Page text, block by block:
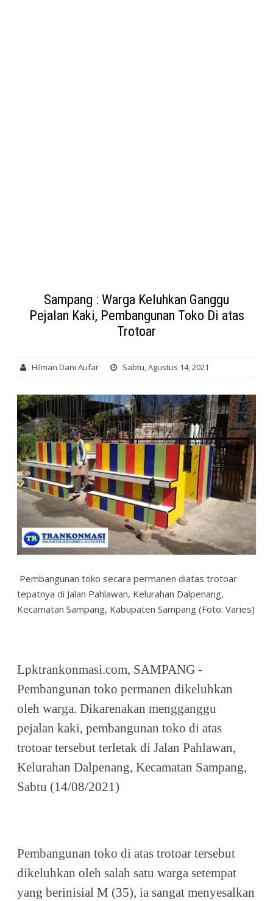
Sampang : Warga Keluhkan Ganggu
Pejalan Kaki, Pembangunan Toko Di atas
Trotoar
Hilman Dani Aufar Sabtu, Agustus 14, 2021
Pembangunan toko secara permanen diatas trotoar
tepatnya di Jalan Pahlawan, Kelurahan Dalpenang,
Kecamatan Sampang, Kabupaten Sampang (Foto: Varies)
Lpktrankonmasi.com, SAMPANG -
Pembangunan toko permanen dikeluhkan
oleh warga. Dikarenakan mengganggu
pejalan kaki, pembangunan toko di atas
trotoar tersebut terletak di Jalan Pahlawan,
Kelurahan Dalpenang, Kecamatan Sampang,
Sabtu (14/08/2021)
Pembangunan toko di atas trotoar tersebut
dikeluhkan oleh salah satu warga setempat
yang berinisial M (35), ia sangat menyesalkan